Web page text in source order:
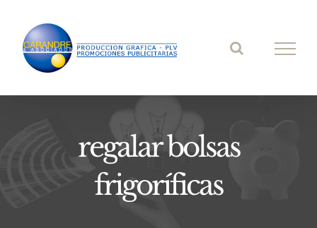
contenido
regalar bolsas
frigoríficas